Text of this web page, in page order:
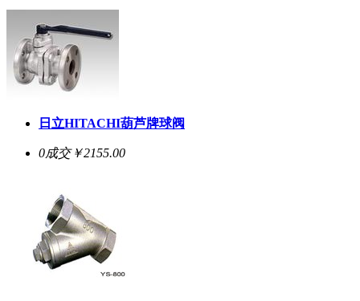
日立HITACHI葫芦牌球阀
0成交￥2155.00